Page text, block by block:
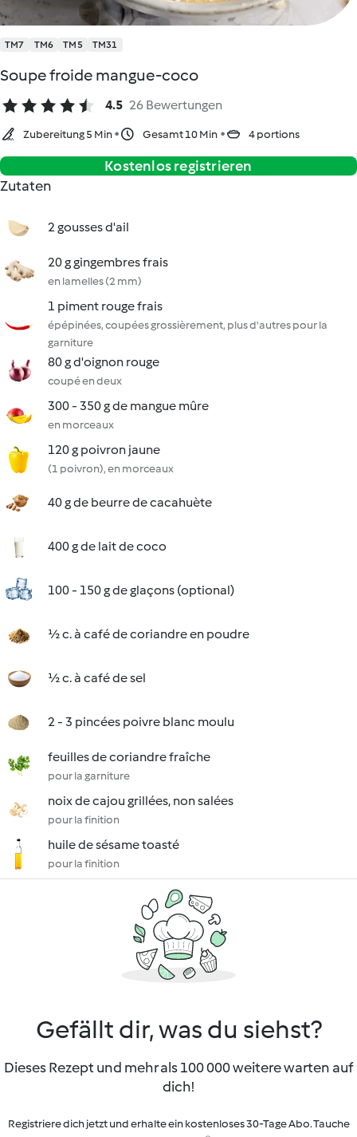
TM7 TM6 TM5 TM31
Soupe froide mangue-coco
4.5 26 Bewertungen
Zubereitung 5 Min Gesamt 10 Min 4 portions
Kostenlos registrieren
Zutaten
2 gousses d'ail
20 g gingembres frais
en lamelles (2 mm)
1 piment rouge frais
épépinées, coupées grossièrement, plus d'autres pour la
garniture
80 g d'oignon rouge
coupé en deux
300 - 350 g de mangue mûre
en morceaux
120 g poivron jaune
(1 poivron), en morceaux
40 g de beurre de cacahuète
400 g de lait de coco
100 - 150 g de glaçons (optional)
½ c. à café de coriandre en poudre
½ c. à café de sel
2 - 3 pincées poivre blanc moulu
feuilles de coriandre fraîche
pour la garniture
noix de cajou grillées, non salées
pour la finition
huile de sésame toasté
pour la finition
Gefällt dir, was du siehst?
Dieses Rezept und mehr als 100 000 weitere warten auf
dich!
Registriere dich jetzt und erhalte ein kostenloses 30-Tage Abo. Tauche